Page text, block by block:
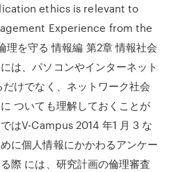
ethics is relevant to
Experience from the
を守る 情報編 第2章 情報社会
は、パソコンやインターネット
けでなく、ネットワーク社会
ついても理解しておくことが
はV-Campus 2014 年1 月 3 な
に個人情報にかかわるアンケー
際 には、研究計画の倫理審査